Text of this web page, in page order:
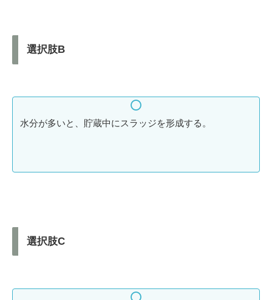
選択肢B
水分が多いと、貯蔵中にスラッジを形成する。
選択肢C